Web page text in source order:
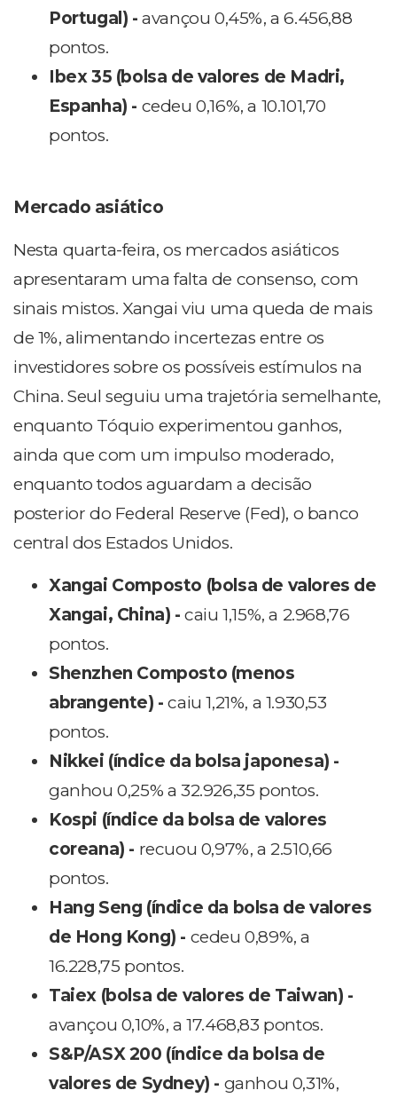
Portugal) - avançou 0,45%, a 6.456,88
pontos.
Ibex 35 (bolsa de valores de Madri,
Espanha) - cedeu 0,16%, a 10.101,70
pontos.
Mercado asiático
Nesta quarta-feira, os mercados asiáticos
apresentaram uma falta de consenso, com
sinais mistos. Xangai viu uma queda de mais
de 1%, alimentando incertezas entre os
investidores sobre os possíveis estímulos na
China. Seul seguiu uma trajetória semelhante,
enquanto Tóquio experimentou ganhos,
ainda que com um impulso moderado,
enquanto todos aguardam a decisão
posterior do Federal Reserve (Fed), o banco
central dos Estados Unidos.
Xangai Composto (bolsa de valores de
Xangai, China) -caiu 1,15%, a 2.968,76
pontos.
Shenzhen Composto (menos
abrangente) -caiu 1,21%, a 1.930,53
pontos.
Nikkei (índice da bolsa japonesa) -
ganhou 0,25% a 32.926,35 pontos.
Kospi (índice da bolsa de valores
coreana) - recuou 0,97%, a 2.510,66
pontos.
Hang Seng (índice da bolsa de valores
de Hong Kong) - cedeu 0,89%, a
16.228,75 pontos.
Taiex (bolsa de valores de Taiwan) -
avançou 0,10%, a 17.468,83 pontos.
S&P/ASX 200 (índice da bolsa de
valores de Sydney) - ganhou 0,31%,